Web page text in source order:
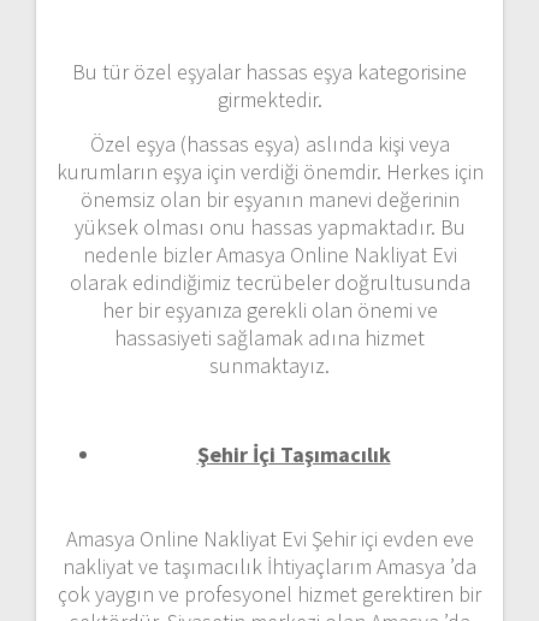
Bu tür özel eşyalar hassas eşya kategorisine
girmektedir.
Özel eşya (hassas eşya) aslında kişi veya
kurumların eşya için verdiği önemdir. Herkes için
önemsiz olan bir eşyanın manevi değerinin
yüksek olması onu hassas yapmaktadır. Bu
nedenle bizler Amasya Online Nakliyat Evi
olarak edindiğimiz tecrübeler doğrultusunda
her bir eşyanıza gerekli olan önemi ve
hassasiyeti sağlamak adına hizmet
sunmaktayız.
Şehir İçi Taşımacılık
Amasya Online Nakliyat Evi Şehir içi evden eve
nakliyat ve taşımacılık İhtiyaçlarım Amasya ’da
çok yaygın ve profesyonel hizmet gerektiren bir